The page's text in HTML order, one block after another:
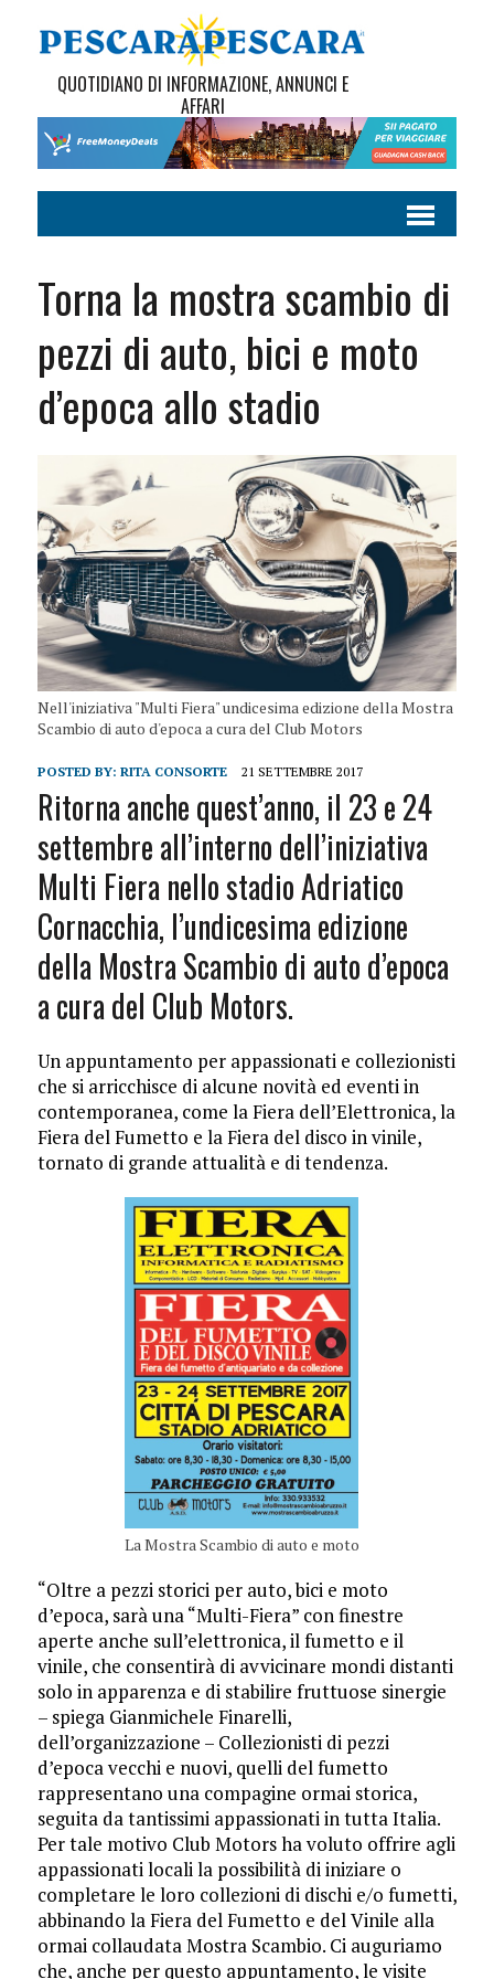
QUOTIDIANO DI INFORMAZIONE, ANNUNCI E
AFFARI
Torna la mostra scambio di
pezzi di auto, bici e moto
d’epoca allo stadio
Nell'iniziativa "Multi Fiera" undicesima edizione della Mostra
Scambio di auto d'epoca a cura del Club Motors
POSTED BY: RITA CONSORTE 21 SETTEMBRE 2017
Ritorna anche quest’anno, il 23 e 24
settembre all’interno dell’iniziativa
Multi Fiera nello stadio Adriatico
Cornacchia, l’undicesima edizione
della Mostra Scambio di auto d’epoca
a cura del Club Motors.
Un appuntamento per appassionati e collezionisti
che si arricchisce di alcune novità ed eventi in
contemporanea, come la Fiera dell’Elettronica, la
Fiera del Fumetto e la Fiera del disco in vinile,
tornato di grande attualità e di tendenza.
La Mostra Scambio di auto e moto
“Oltre a pezzi storici per auto, bici e moto
d’epoca, sarà una “Multi-Fiera” con finestre
aperte anche sull’elettronica, il fumetto e il
vinile, che consentirà di avvicinare mondi distanti
solo in apparenza e di stabilire fruttuose sinergie
– spiega Gianmichele Finarelli,
dell’organizzazione – Collezionisti di pezzi
d’epoca vecchi e nuovi, quelli del fumetto
rappresentano una compagine ormai storica,
seguita da tantissimi appassionati in tutta Italia.
Per tale motivo Club Motors ha voluto offrire agli
appassionati locali la possibilità di iniziare o
completare le loro collezioni di dischi e/o fumetti,
abbinando la Fiera del Fumetto e del Vinile alla
ormai collaudata Mostra Scambio. Ci auguriamo
che, anche per questo appuntamento, le visite